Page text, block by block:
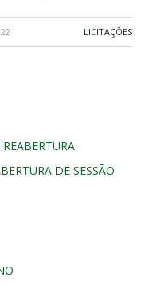
LICITAÇÕES
DE SESSÃO